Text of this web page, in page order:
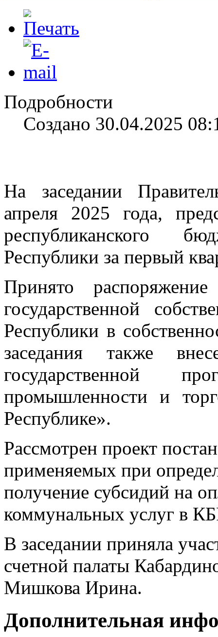
Подробности
Создано 30.04.2025
На заседании
апреля 2025 года,
республиканского
Республики за первый
Принято
государственной
Республики в
заседания также
государственной
промышленности и
Республике».
Рассмотрен проект
применяемых при
получение субсидий на
коммунальных услуг в
В заседании приняла
счетной палаты
Мишкова Ирина.
Дополнительная